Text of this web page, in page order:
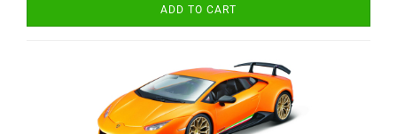
ADD TO CART